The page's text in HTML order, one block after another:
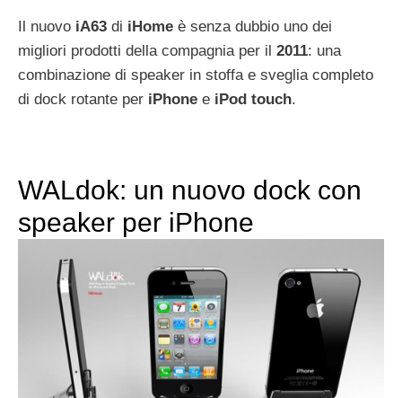
Il nuovo iA63 di iHome è senza dubbio uno dei
migliori prodotti della compagnia per il 2011: una
combinazione di speaker in stoffa e sveglia completo
di dock rotante per iPhone e iPod touch.
WALdok: un nuovo dock con
speaker per iPhone